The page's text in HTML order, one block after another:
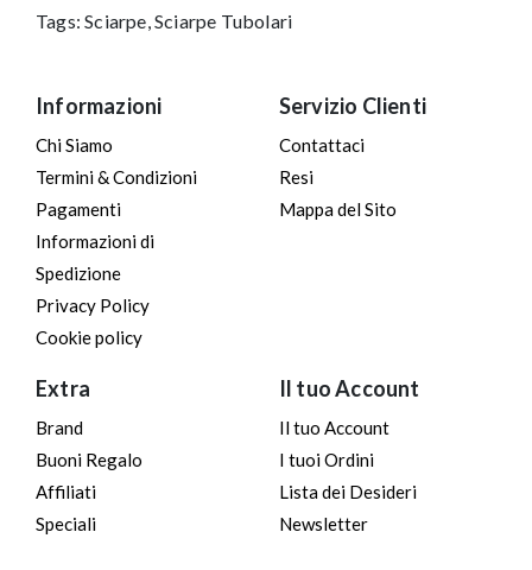
Tags:Sciarpe ,Sciarpe Tubolari
Informazioni
Chi Siamo
Termini & Condizioni
Pagamenti
Informazioni di
Spedizione
Privacy Policy
Cookie policy
Servizio Clienti
Contattaci
Resi
Mappa del Sito
Extra
Brand
Buoni Regalo
Affiliati
Speciali
Il tuo Account
Il tuo Account
I tuoi Ordini
Lista dei Desideri
Newsletter